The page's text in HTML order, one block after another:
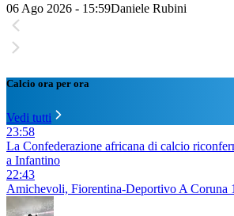
06 Ago 2026 - 15:59Daniele Rubini
Calcio ora per ora
Vedi tutti
23:58
La Confederazione africana di calcio
a Infantino
22:43
Amichevoli, Fiorentina-Deportivo A Coruna